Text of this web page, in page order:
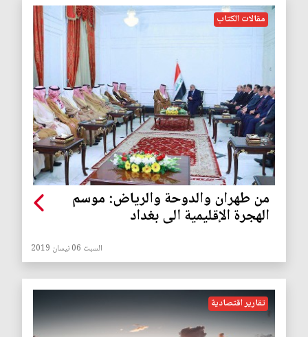
مقالات الكتاب
من طهران والدوحة والرياض: موسم
الهجرة الإقليمية الى بغداد
السبت 06 نيسان 2019
تقارير اقتصادية